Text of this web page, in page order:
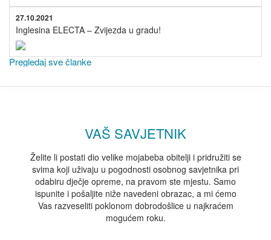
27.10.2021
Inglesina ELECTA – Zvijezda u gradu!
Pregledaj sve članke
VAŠ SAVJETNIK
Želite li postati dio velike mojabeba obitelji i pridružiti se
svima koji uživaju u pogodnosti osobnog savjetnika pri
odabiru dječje opreme, na pravom ste mjestu. Samo
ispunite i pošaljite niže navedeni obrazac, a mi ćemo
Vas razveseliti poklonom dobrodošlice u najkraćem
mogućem roku.